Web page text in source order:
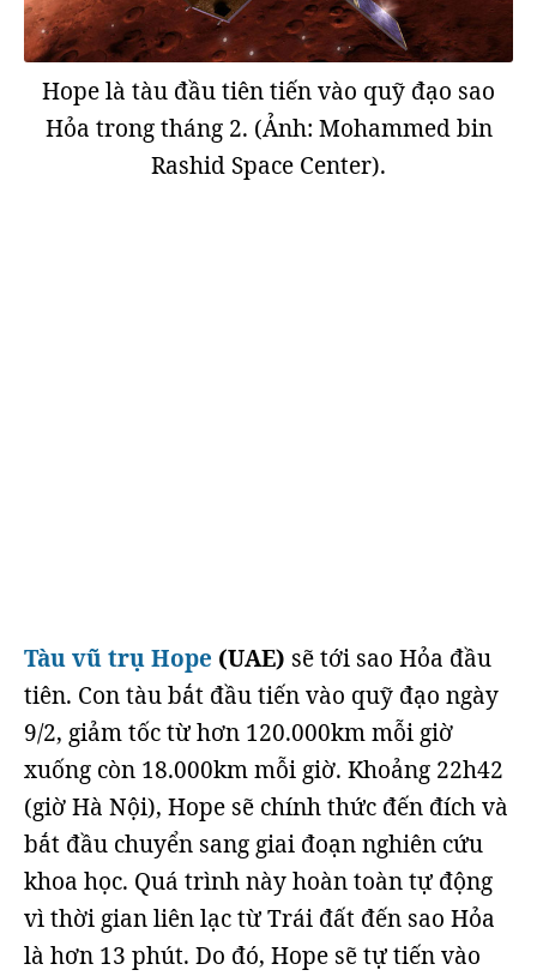
Hope là tàu đầu tiên tiến vào quỹ đạo sao
Hỏa trong tháng 2. (Ảnh: Mohammed bin
Rashid Space Center).
Tàu vũ trụ Hope (UAE) sẽ tới sao Hỏa đầu
tiên. Con tàu bắt đầu tiến vào quỹ đạo ngày
9/2, giảm tốc từ hơn 120.000km mỗi giờ
xuống còn 18.000km mỗi giờ. Khoảng 22h42
(giờ Hà Nội), Hope sẽ chính thức đến đích và
bắt đầu chuyển sang giai đoạn nghiên cứu
khoa học. Quá trình này hoàn toàn tự động
vì thời gian liên lạc từ Trái đất đến sao Hỏa
là hơn 13 phút. Do đó, Hope sẽ tự tiến vào